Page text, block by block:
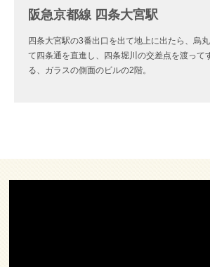
阪急京都線 四条大宮駅
四条大宮駅の3番出口を出て地上に出たら、烏
て四条通を直進し、四条堀川の交差点を渡って
る、ガラスの側面のビルの2階。